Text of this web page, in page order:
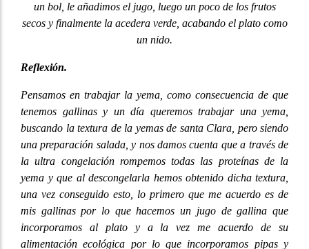
un bol, le añadimos el jugo, luego un poco de los frutos
secos y finalmente la acedera verde, acabando el plato como
un nido.
Reflexión.
Pensamos en trabajar la yema, como consecuencia de que
tenemos gallinas y un día queremos trabajar una yema,
buscando la textura de la yemas de santa Clara, pero siendo
una preparación salada, y nos damos cuenta que a través de
la ultra congelación rompemos todas las proteínas de la
yema y que al descongelarla hemos obtenido dicha textura,
una vez conseguido esto, lo primero que me acuerdo es de
mis gallinas por lo que hacemos un jugo de gallina que
incorporamos al plato y a la vez me acuerdo de su
alimentación ecológica por lo que incorporamos pipas y